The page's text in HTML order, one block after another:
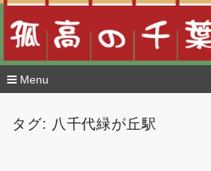
Menu
タグ: 八千代緑が丘駅